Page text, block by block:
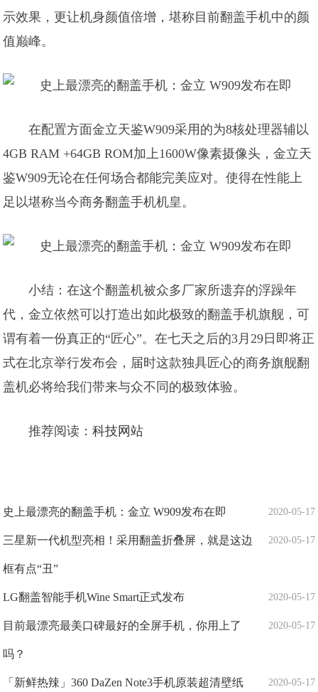
示效果，更让机身颜值倍增，堪称目前翻盖手机中的颜
值巅峰。
在配置方面金立天鉴W909采用的为8核处理器辅以
4GB RAM +64GB ROM加上1600W像素摄像头，金立天
鉴W909无论在任何场合都能完美应对。使得在性能上
足以堪称当今商务翻盖手机机皇。
小结：在这个翻盖机被众多厂家所遗弃的浮躁年
代，金立依然可以打造出如此极致的翻盖手机旗舰，可
谓有着一份真正的“匠心”。在七天之后的3月29日即将正
式在北京举行发布会，届时这款独具匠心的商务旗舰翻
盖机必将给我们带来与众不同的极致体验。
推荐阅读：科技网站
2020-05-17
史上最漂亮的翻盖手机：金立 W909发布在即
2020-05-17
三星新一代机型亮相！采用翻盖折叠屏，就是这边
框有点“丑”
2020-05-17
LG翻盖智能手机Wine Smart正式发布
2020-05-17
目前最漂亮最美口碑最好的全屏手机，你用上了
吗？
2020-05-17
「新鲜热辣」360 DaZen Note3手机原装超清壁纸